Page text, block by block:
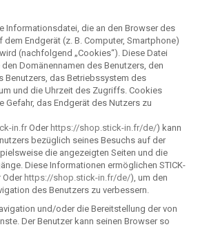
Informationsdatei, die an den Browser des
Endgerät (z. B. Computer, Smartphone)
(nachfolgend „Cookies“). Diese Datei
Domänennamen des Benutzers, den
Benutzers, das Betriebssystem des
und die Uhrzeit des Zugriffs. Cookies
Gefahr, das Endgerät des Nutzers zu
in.fr Oder https://shop.stick-in.fr/de/) kann
bezüglich seines Besuchs auf der
die angezeigten Seiten und die
Diese Informationen ermöglichen STICK-
Oder https://shop.stick-in.fr/de/), um den
des Benutzers zu verbessern.
und/oder die Bereitstellung der von
Der Benutzer kann seinen Browser so